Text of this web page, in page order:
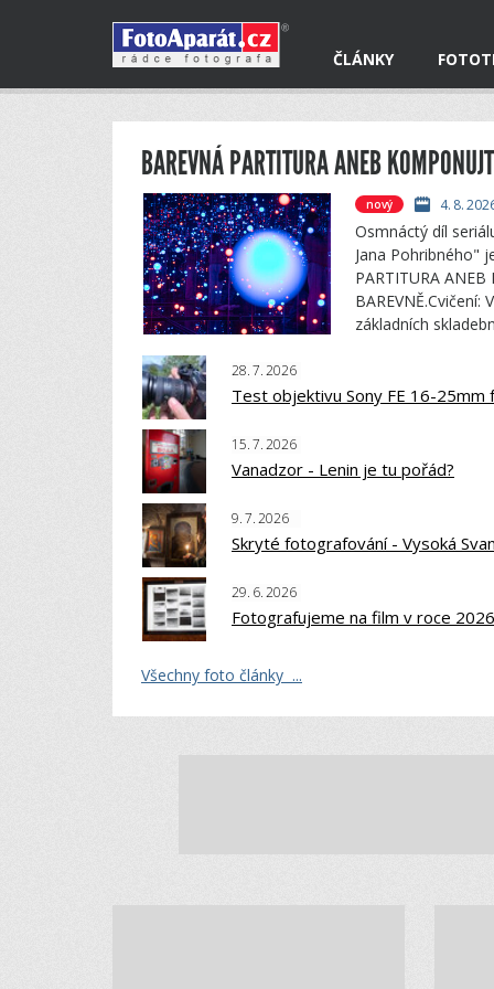
ČLÁNKY
nový 4. 8.
Osmnáctý díl
Jana Pohribného"
PARTITURA ANEB
základních
28.7.2026
Test objektivu Sony FE 16-25mm
15.7.2026
Vanadzor - Lenin je tu pořád?
9.7.2026
Skryté fotografování - Vysoká
29. 6.2026
Fotografujeme na film v roce 2026
Všechny foto články ...